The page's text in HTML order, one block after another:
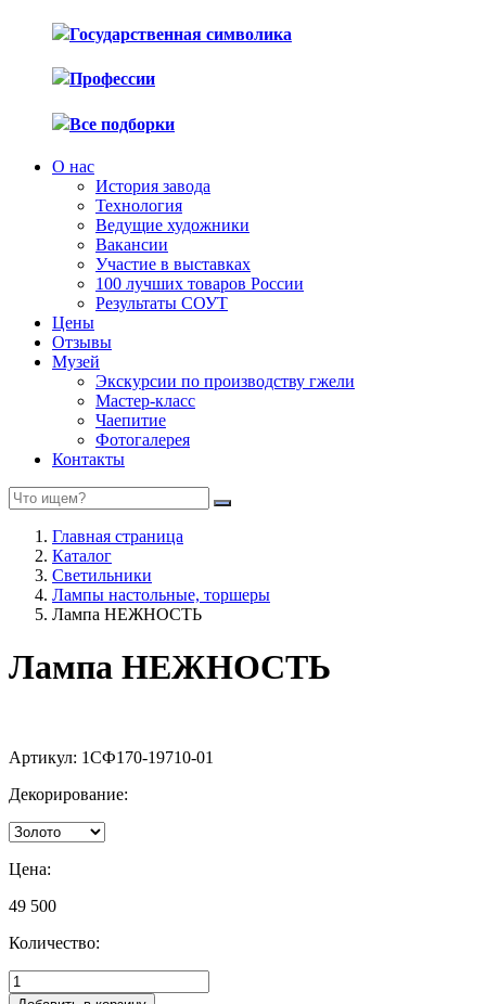
Государственная символика
Профессии
Все подборки
О нас
История завода
Технология
Ведущие художники
Вакансии
Участие в выставках
100 лучших товаров России
Результаты СОУТ
Цены
Отзывы
Музей
Экскурсии по производству гжели
Мастер-класс
Чаепитие
Фотогалерея
Контакты
Главная страница
Каталог
Светильники
Лампы настольные, торшеры
Лампа НЕЖНОСТЬ
Лампа НЕЖНОСТЬ
Артикул: 1СФ170-19710-01
Декорирование:
Цена:
49 500
Количество: